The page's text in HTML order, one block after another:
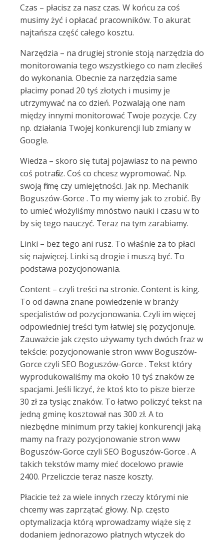
Czas – płacisz za nasz czas. W końcu za coś
musimy żyć i opłacać pracowników. To akurat
najtańsza część całego kosztu.
Narzędzia – na drugiej stronie stoją narzędzia do
monitorowania tego wszystkiego co nam zleciłeś
do wykonania. Obecnie za narzędzia same
płacimy ponad 20 tyś złotych i musimy je
utrzymywać na co dzień. Pozwalają one nam
między innymi monitorować Twoje pozycje. Czy
np. działania Twojej konkurencji lub zmiany w
Google.
Wiedza – skoro się tutaj pojawiasz to na pewno
coś potrafisz. Coś co chcesz wypromować. Np.
swoją firmę czy umiejętności. Jak np. Mechanik
Boguszów-Gorce . To my wiemy jak to zrobić. By
to umieć włożyliśmy mnóstwo nauki i czasu w to
by się tego nauczyć. Teraz na tym zarabiamy.
Linki – bez tego ani rusz. To właśnie za to płaci
się najwięcej. Linki są drogie i muszą być. To
podstawa pozycjonowania.
Content – czyli treści na stronie. Content is king.
To od dawna znane powiedzenie w branży
specjalistów od pozycjonowania. Czyli im więcej
odpowiedniej treści tym łatwiej się pozycjonuje.
Zauważcie jak często używamy tych dwóch fraz w
tekście: pozycjonowanie stron www Boguszów-
Gorce czyli SEO Boguszów-Gorce . Tekst który
wyprodukowaliśmy ma około 10 tyś znaków ze
spacjami. Jeśli liczyć, że ktoś kto to pisze bierze
30 zł za tysiąc znaków. To łatwo policzyć tekst na
jedną gminę kosztował nas 300 zł. A to
niezbędne minimum przy takiej konkurencji jaką
mamy na frazy pozycjonowanie stron www
Boguszów-Gorce czyli SEO Boguszów-Gorce . A
takich tekstów mamy mieć docelowo prawie
2400. Przeliczcie teraz nasze koszty.
Płacicie też za wiele innych rzeczy którymi nie
chcemy was zaprzątać głowy. Np. często
optymalizacja którą wprowadzamy wiąże się z
dodaniem jednorazowo płatnych wtyczek do